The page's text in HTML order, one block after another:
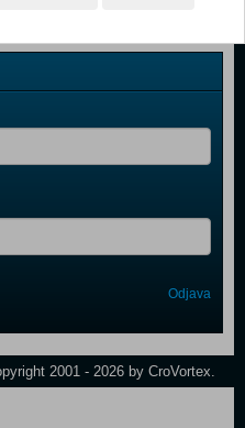
Odjava
2001 - 2026 by CroVortex.